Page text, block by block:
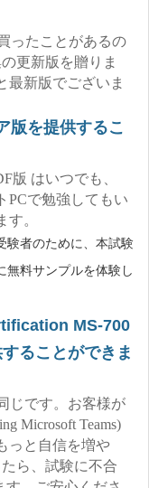
ったことがあるの
更新版を贈りま
最新版でございま
版を提供するこ
版 はいつでも、
PCで勉強してもい
。
験者のために、本試験
無料サンプルを体験し
MS-700
ることができま
じです。お客様が
Microsoft Teams)
っと自信を増や
ら、試験に不合